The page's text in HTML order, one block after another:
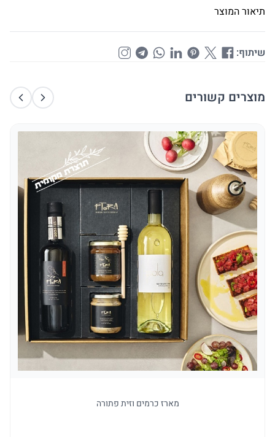
תיאור המוצר
שיתוף:
מוצרים קשורים
מארז כרמים וזית פתורה